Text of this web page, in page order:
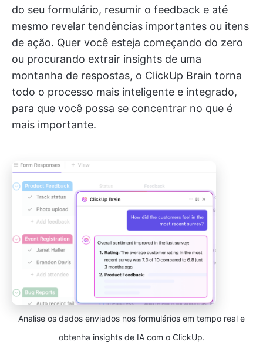
do seu formulário, resumir o feedback e até
mesmo revelar tendências importantes ou itens
de ação. Quer você esteja começando do zero
ou procurando extrair insights de uma
montanha de respostas, o ClickUp Brain torna
todo o processo mais inteligente e integrado,
para que você possa se concentrar no que é
mais importante.
Analise os dados enviados nos formulários em tempo real e
obtenha insights de IA com o ClickUp.